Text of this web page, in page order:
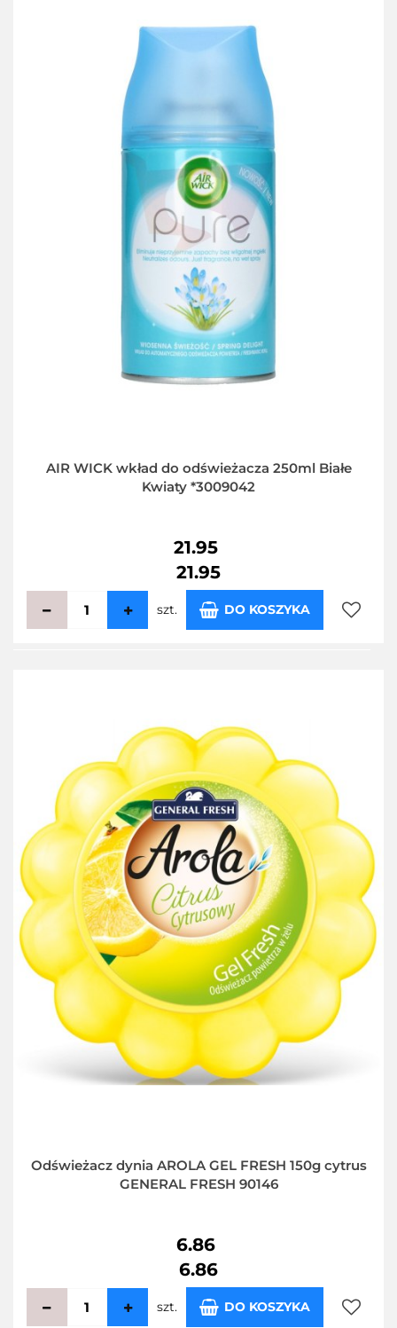
AIR WICK wkład do odświeżacza 250ml Białe
Kwiaty *3009042
21.95
21.95
szt. DO KOSZYKA
Odświeżacz dynia AROLA GEL FRESH 150g cytrus
GENERAL FRESH 90146
6.86
6.86
szt. DO KOSZYKA